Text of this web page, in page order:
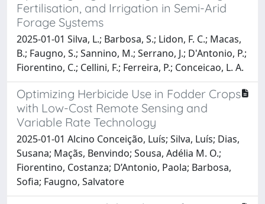
Fertilisation, and Irrigation in Semi-Arid
Forage Systems
2025-01-01 Silva, L.; Barbosa, S.; Lidon, F. C.; Macas,
B.; Faugno, S.; Sannino, M.; Serrano, J.; D'Antonio, P.;
Fiorentino, C.; Cellini, F.; Ferreira, P.; Conceicao, L. A.
Optimizing Herbicide Use in Fodder Crops
with Low-Cost Remote Sensing and
Variable Rate Technology
2025-01-01 Alcino Conceição, Luís; Silva, Luís; Dias,
Susana; Maçãs, Benvindo; Sousa, Adélia M. O.;
Fiorentino, Costanza; D’Antonio, Paola; Barbosa,
Sofia; Faugno, Salvatore